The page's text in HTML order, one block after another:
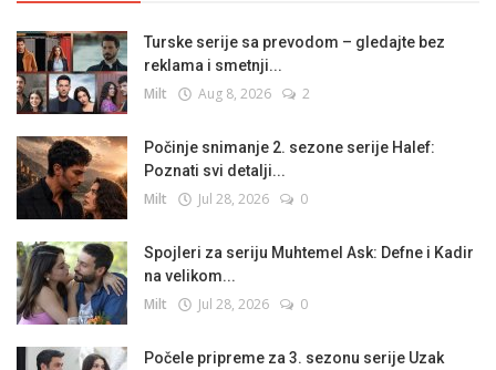
Turske serije sa prevodom – gledajte bez
reklama i smetnji...
Milt Aug 8, 2026 2
Počinje snimanje 2. sezone serije Halef:
Poznati svi detalji...
Milt Jul 28, 2026 0
Spojleri za seriju Muhtemel Ask: Defne i Kadir
na velikom...
Milt Jul 28, 2026 0
Počele pripreme za 3. sezonu serije Uzak